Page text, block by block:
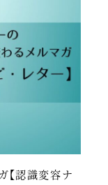
【認識変容ナ